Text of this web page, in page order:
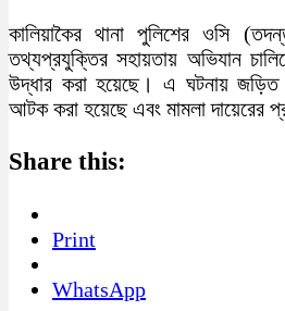
কালিয়াকৈর থানা পুলিশের ওসি
তথ্যপ্রযুক্তির সহায়তায় অভিযান
উদ্ধার করা হয়েছে। এ ঘটনায়
আটক করা হয়েছে এবং মামলা দায়েরের
Share this:
Print
WhatsApp